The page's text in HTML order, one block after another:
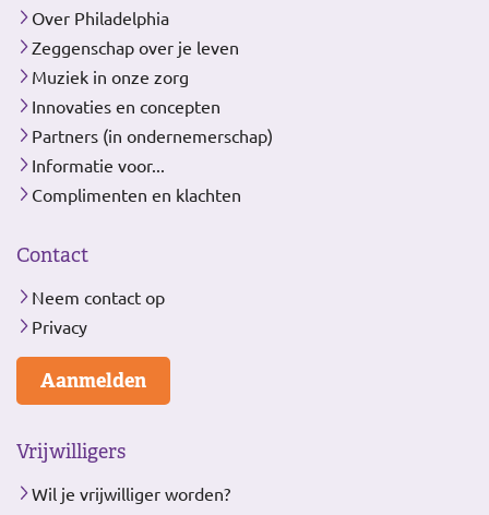
Over Philadelphia
Zeggenschap over je leven
Muziek in onze zorg
Innovaties en concepten
Partners (in ondernemerschap)
Informatie voor...
Complimenten en klachten
Contact
Neem contact op
Privacy
Aanmelden
Vrijwilligers
Wil je vrijwilliger worden?